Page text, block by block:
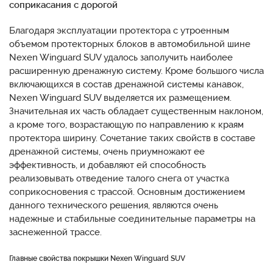
соприкасания с дорогой
Благодаря эксплуатации протектора с утроенным
объемом протекторных блоков в автомобильной шине
Nexen Winguard SUV удалось заполучить наиболее
расширенную дренажную систему. Кроме большого числа
включающихся в состав дренажной системы канавок,
Nexen Winguard SUV выделяется их размещением.
Значительная их часть обладает существенным наклоном,
а кроме того, возрастающую по направлению к краям
протектора ширину. Сочетание таких свойств в составе
дренажной системы, очень приумножают ее
эффективность, и добавляют ей способность
реализовывать отведение талого снега от участка
соприкосновения с трассой. Основным достижением
данного технического решения, являются очень
надежные и стабильные соединительные параметры на
заснеженной трассе.
Главные свойства покрышки Nexen Winguard SUV